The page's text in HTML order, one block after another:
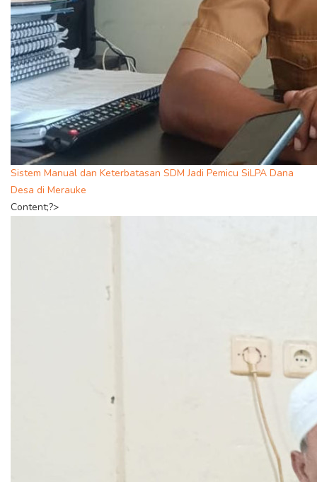
Sistem Manual dan Keterbatasan SDM Jadi Pemicu SiLPA Dana
Desa di Merauke
Content;?>